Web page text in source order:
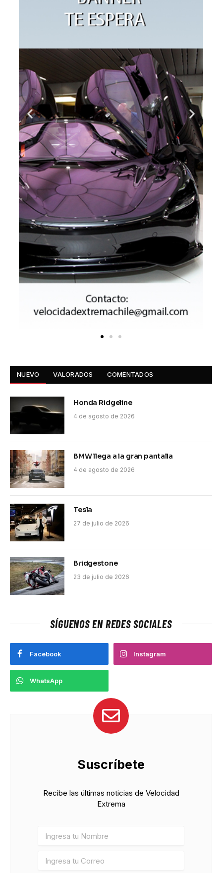
NUEVO VALORADOS COMENTADOS
Honda Ridgeline
4 de agosto de 2026
BMW llega a la gran pantalla
4 de agosto de 2026
Tesla
27 de julio de 2026
Bridgestone
23 de julio de 2026
SÍGUENOS EN REDES SOCIALES
Facebook Instagram
WhatsApp
Suscríbete
Recibe las últimas noticias de Velocidad
Extrema